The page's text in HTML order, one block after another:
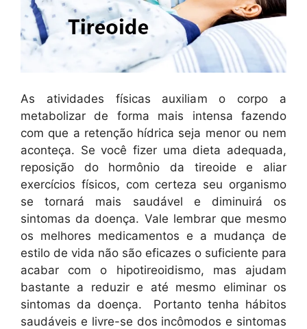
As atividades físicas auxiliam o corpo a
metabolizar de forma mais intensa fazendo
com que a retenção hídrica seja menor ou nem
aconteça. Se você fizer uma dieta adequada,
reposição do hormônio da tireoide e aliar
exercícios físicos, com certeza seu organismo
se tornará mais saudável e diminuirá os
sintomas da doença. Vale lembrar que mesmo
os melhores medicamentos e a mudança de
estilo de vida não são eficazes o suficiente para
acabar com o hipotireoidismo, mas ajudam
bastante a reduzir e até mesmo eliminar os
sintomas da doença. Portanto tenha hábitos
saudáveis e livre-se dos incômodos e sintomas